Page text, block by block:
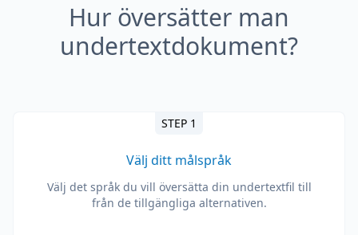
Hur översätter man
undertextdokument?
STEP 1
Välj ditt målspråk
Välj det språk du vill översätta din undertextfil till
från de tillgängliga alternativen.